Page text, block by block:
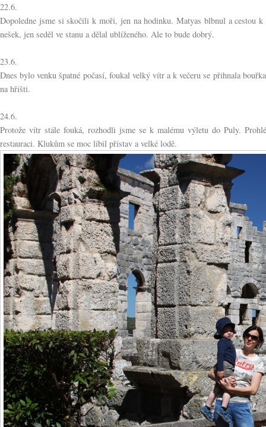
22.6.
Dopoledne jsme si skočili k moři, jen na hodinku. Matyas blbnul a cestou
nešek, jen seděl ve stanu a dělal ublíženého. Ale to bude dobrý.
23.6.
Dnes bylo venku špatné počasí, foukal velký vítr a k večeru se přihnala
na hřišti.
24.6.
Protože vítr stále fouká, rozhodli jsme se k malému výletu do Puly.
restauraci. Klukům se moc líbil přístav a velké lodě.